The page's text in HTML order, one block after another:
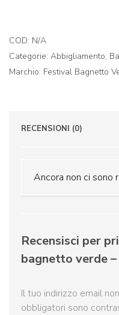
COD: N/A
Categorie: Abbigliamento,
Marchio: Festival Bagnetto
RECENSIONI (0)
Ancora non ci sono
Recensisci per
bagnetto verde
Il tuo indirizzo email
obbligatori sono